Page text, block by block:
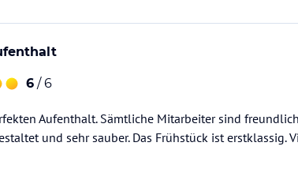
6 / 6
Aufenthalt. Sämtliche Mitarbeiter sind
und sehr sauber. Das Frühstück ist erstklassig.